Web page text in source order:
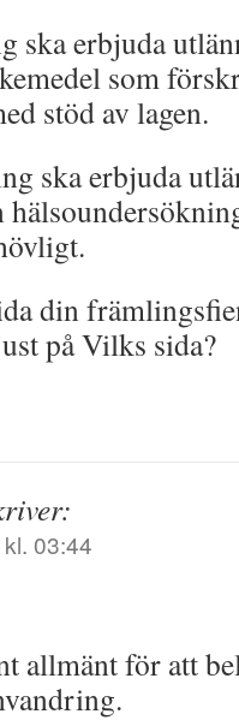
ska erbjuda
som
stöd av lagen.
ska erbjuda
din
på Vilks sida?
03:44
allmänt för att